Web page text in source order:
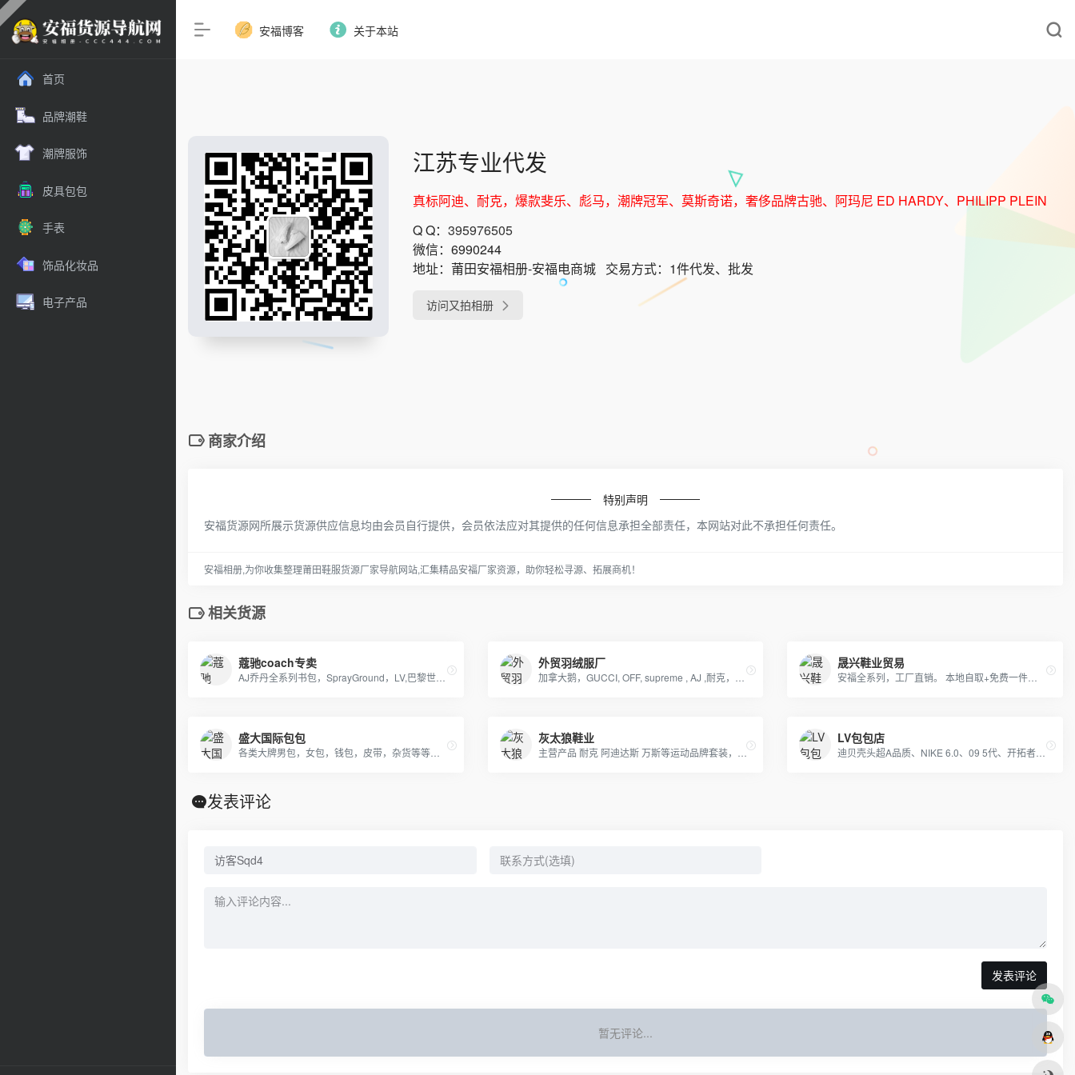
首页
品牌潮鞋
潮牌服饰
皮具包包
手表
饰品化妆品
电子产品
安福博客 关于本站
江苏专业代发
真标阿迪、耐克，爆款斐乐、彪马，潮牌冠军、莫斯奇诺，奢侈品牌古驰、阿玛尼 ED HARDY、PHILIPP PLEIN
Q Q： 395976505
微信： 6990244
地址： 莆田安福相册-安福电商城 交易方式： 1件代发、批发
访问又拍相册
商家介绍
特别声明
安福货源网所展示货源供应信息均由会员自行提供，会员依法应对其提供的任何信息承担全部责任，本网站对此不承担任何责任。
安福相册,为你收集整理莆田鞋服货源厂家导航网站,汇集精品安福厂家资源，助你轻松寻源、拓展商机！
相关货源
蔻驰coach专卖 外贸羽绒服厂 晟兴鞋业贸易
盛大国际包包 灰太狼鞋业 LV包包店
发表评论
发表评论
暂无评论...